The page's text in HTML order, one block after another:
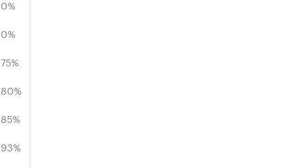
0%
0%
75%
80%
85%
93%